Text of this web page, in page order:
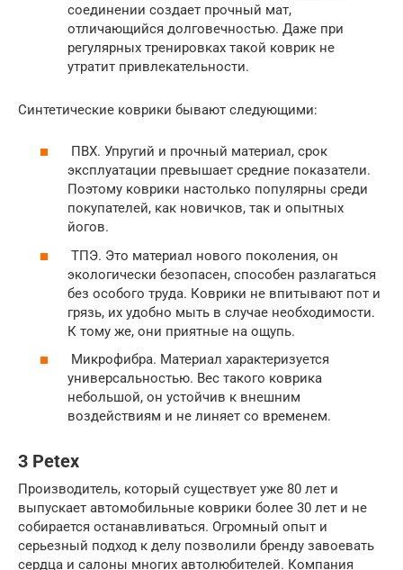
соединении создает прочный мат,
отличающийся долговечностью. Даже при
регулярных тренировках такой коврик не
утратит привлекательности.
Синтетические коврики бывают следующими:
ПВХ. Упругий и прочный материал, срок
эксплуатации превышает средние показатели.
Поэтому коврики настолько популярны среди
покупателей, как новичков, так и опытных
йогов.
ТПЭ. Это материал нового поколения, он
экологически безопасен, способен разлагаться
без особого труда. Коврики не впитывают пот и
грязь, их удобно мыть в случае необходимости.
К тому же, они приятные на ощупь.
Микрофибра. Материал характеризуется
универсальностью. Вес такого коврика
небольшой, он устойчив к внешним
воздействиям и не линяет со временем.
3 Petex
Производитель, который существует уже 80 лет и
выпускает автомобильные коврики более 30 лет и не
собирается останавливаться. Огромный опыт и
серьезный подход к делу позволили бренду завоевать
сердца и салоны многих автолюбителей. Компания